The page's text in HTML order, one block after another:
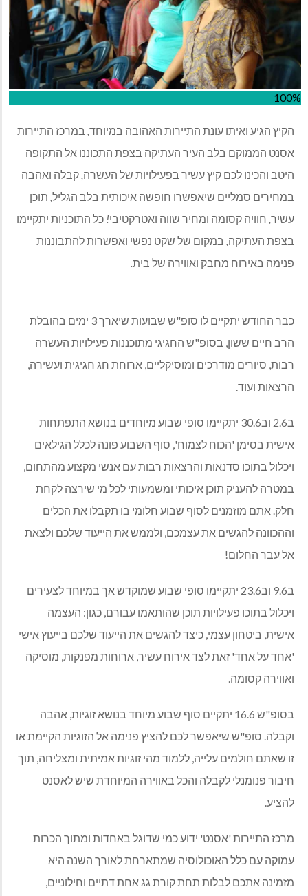
100%
הקיץ הגיע ואיתו עונת התיירות האהובה במיוחד, במרכז התיירות
אסנט הממוקם בלב העיר העתיקה בצפת התכוננו אל התקופה
היטב והכינו לכם קיץעשיר בפעילויות של העשרה,קבלה ואהבה
במחירים סמליים שיאפשרו חופשה איכותית בלב הגליל, תוכן
עשיר, חוויה קסומה ומחיר שווה ואטרקטיבי! כל התוכניות יתקיימו
בצפת העתיקה, במקום של שקט נפשי ואפשרותלהתבוננות
פנימה באירוח מחבק ואווירה של בית.
כבר החודש יתקיים לו סופ"ש שבועות שיארך
ימים בהובלת
הרב חיים ששון, בסופ"ש החגיגי מתוכננות פעילויות העשרה
רבות, סיורים מודרכים ומוסיקליים, ארוחת חג חגיגית ועשירה,
הרצאות ועוד.
ב2.6 וב30.6 יתקיימו סופי שבוע מיוחדים בנושא התפתחות
אישית בסימן 'הכוח לצמוח', סוף השבוע פונה לכלל הגילאים
ויכלול בתוכו סדנאות והרצאות רבות עם אנשי מקצוע מהתחום,
במטרה להעניק תוכן איכותי ומשמעותי לכל מי שירצה לקחת
חלק. אתם מוזמנים לסוף שבוע חלומי בו תקבלו את הכלים
וההכוונה להגשים את עצמכם, ולממש את הייעוד שלכם ולצאת
אל עבר החלום!
ב9.6 וב23.6 יתקיימו סופי שבוע שמוקדש אך במיוחד לצעירים
ויכלול בתוכו פעילויות תוכן שהותאמו עבורם, כגון: העצמה
אישית, ביטחון עצמי, כיצד להגשים את הייעוד שלכם בייעוץ אישי
'אחד על אחד' זאת לצד אירוח עשיר, ארוחות מפנקות, מוסיקה
ואווירה קסומה.
בסופ"ש יתקיים סוף שבוע מיוחד בנושא זוגיות, אהבה
וקבלה. סופ"ש שיאפשר לכם להציץ פנימה אל הזוגיות הקיימת או
זו שאתם חולמים עלייה, ללמוד מהי זוגיות אמיתית ומצליחה, תוך
חיבור פנומנלי לקבלה והכל באווירה המיוחדת שיש לאסנט
להציע.
מרכז התיירות 'אסנט' ידוע כמי שדוגל באחדות ומתוך הכרות
עמוקה עם כלל האוכולוסיה שמתארחת לאורך השנה היא
מזמינה אתכם לבלות תחת קורת גג אחת דתיים וחילוניים,